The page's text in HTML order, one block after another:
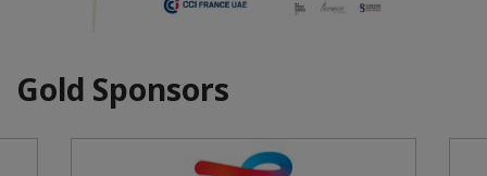
Gold Sponsors